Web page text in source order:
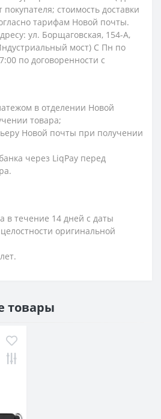
покупателя; стоимость доставки
тарифам Новой почты.
ул. Борщаговская, 154-А,
мост) С Пн по
по договоренности с
в отделении Новой
товара;
Новой почты при получении
через LiqPay перед
в течение 14 дней с даты
оригинальной
товары